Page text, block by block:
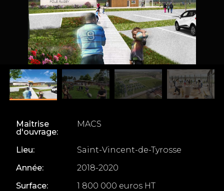
Maîtrise
d'ouvrage:
MACS
Lieu:
Saint-Vincent-de-Tyrosse
Année:
2018-2020
Surface:
1 800 000 euros HT